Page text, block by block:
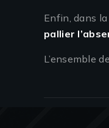
Enfin, dans
pallier
L’ensemble